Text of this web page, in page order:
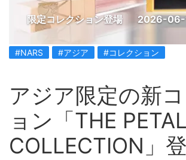
限定コレクション登場 2026-06-
#NARS #アジア #コレクション
アジア限定の新
ョン「THE
COLLECTION」